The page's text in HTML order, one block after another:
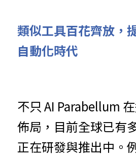
類似工具百花齊放，
自動化時代
不只 AI Parabellum
佈局，目前全球已有
正在研發與推出中。